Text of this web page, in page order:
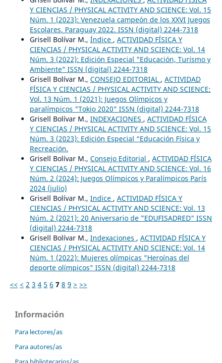
Y CIENCIAS / PHYSICAL ACTIVITY AND SCIENCE: Vol. 15
Núm. 1 (2023): Venezuela campeón de los XXVI Juegos
Escolares. Paraguay 2022. ISSN (digital) 2244-7318
Grisell Bolívar M., Índice , ACTIVIDAD FÍSICA Y
CIENCIAS / PHYSICAL ACTIVITY AND SCIENCE: Vol. 14
Núm. 3 (2022): Edición Especial "Educación, Turísmo y
Ambiente" ISSN (digital) 2244-7318
Grisell Bolívar M., CONSEJO EDITORIAL , ACTIVIDAD
FÍSICA Y CIENCIAS / PHYSICAL ACTIVITY AND SCIENCE:
Vol. 13 Núm. 1 (2021): Juegos Olímpicos y
paralímpicos "Tokio 2020" ISSN (digital) 2244-7318
Grisell Bolívar M., INDEXACIONES , ACTIVIDAD FÍSICA
Y CIENCIAS / PHYSICAL ACTIVITY AND SCIENCE: Vol. 15
Núm. 3 (2023): Edición Especial “Educación Física y
Recreación.
Grisell Bolívar M., Consejo Editorial , ACTIVIDAD FÍSICA
Y CIENCIAS / PHYSICAL ACTIVITY AND SCIENCE: Vol. 16
Núm. 2 (2024): Juegos Olímpicos y Paralímpicos París
2024 (julio)
Grisell Bolívar M., Indice , ACTIVIDAD FÍSICA Y
CIENCIAS / PHYSICAL ACTIVITY AND SCIENCE: Vol. 13
Núm. 2 (2021): 20 Aniversario de "EDUFISADRED" ISSN
(digital) 2244-7318
Grisell Bolívar M., Indexaciones , ACTIVIDAD FÍSICA Y
CIENCIAS / PHYSICAL ACTIVITY AND SCIENCE: Vol. 14
Núm. 1 (2022): Mujeres olímpicas "Heroínas del
deporte olímpicos" ISSN (digital) 2244-7318
<< < 2 3 4 5 6 7 8 9 > >>
Información
Para lectores/as
Para autores/as